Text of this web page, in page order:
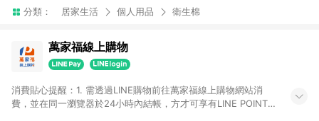
分類： 居家生活 個人用品 衛生棉
萬家福線上購物
消費貼心提醒：1. 需透過LINE購物前往萬家福線上購物網站消
費，並在同一瀏覽器於24小時內結帳，方才可享有LINE POINTS